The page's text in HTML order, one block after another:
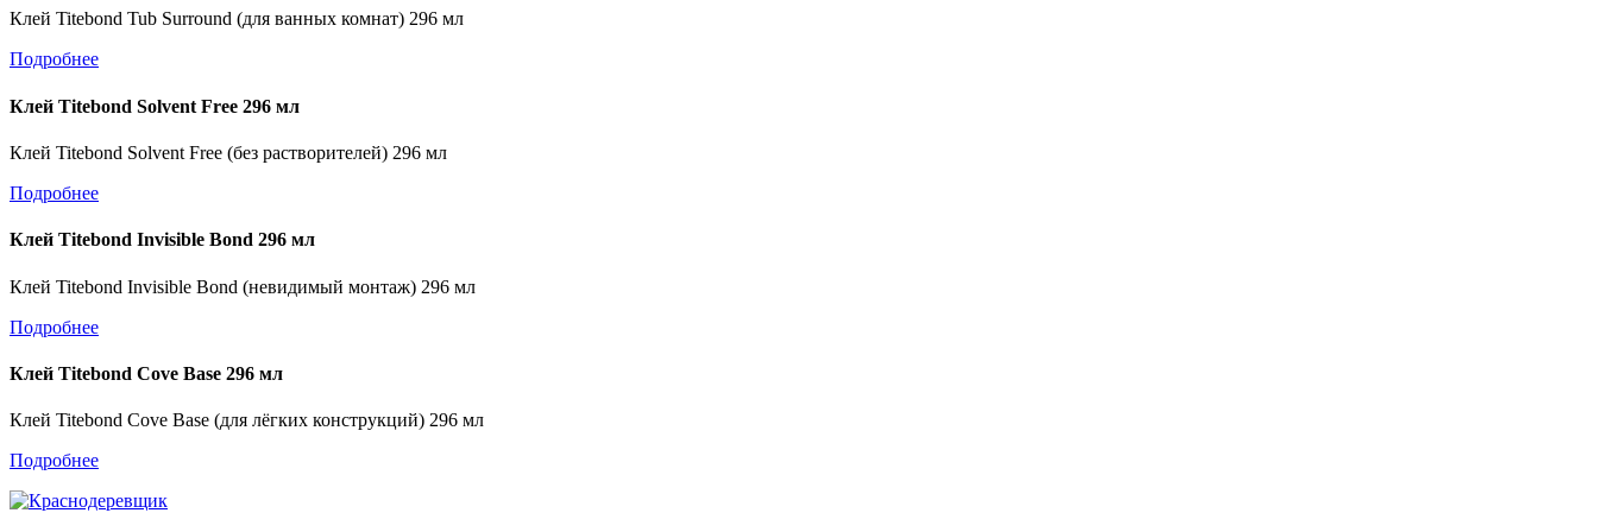
Клей Titebond Tub Surround (для ванных комнат) 296 мл
Подробнее
Клей Titebond Solvent Free 296 мл
Клей Titebond Solvent Free (без растворителей) 296 мл
Подробнее
Клей Titebond Invisible Bond 296 мл
Клей Titebond Invisible Bond (невидимый монтаж) 296 мл
Подробнее
Клей Titebond Cove Base 296 мл
Клей Titebond Cove Base (для лёгких конструкций) 296 мл
Подробнее